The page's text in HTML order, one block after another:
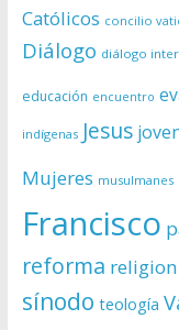
Católicos concilio
Diálogo diálogo
educación encuentro
indígenas Jesus
Mujeres musulmanes
Francisco
reforma religion
sínodo teología